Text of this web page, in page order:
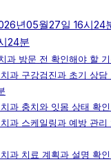
년05월27일 16시24
24분
과 방문 전 확인해야 할
과 구강검진과 초기 상
과 충치와 잇몸 상태 확
과 스케일링과 예방 관
과 치료 계획과 설명 확